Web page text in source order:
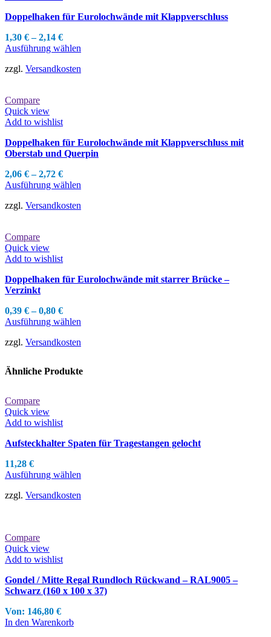
auf
gewählt
Doppelhaken für Eurolochwände mit Klappverschluss
1,30 €–2,14 €
Ausführung wählen
weist
auf
der
werden
zzgl. Versandkosten
Compare
Quick view
Add to wishlist
Doppelhaken für Eurolochwände mit Klappverschluss mit
Oberstab und Querpin
2,06 €–2,72 €
Ausführung wählen
weist
auf
werden
zzgl. Versandkosten
Compare
Quick view
Add to wishlist
Doppelhaken für Eurolochwände mit starrer Brücke –
Verzinkt
0,39 €–0,80 €
Ausführung wählen
weist
auf.
Produktseite
zzgl. Versandkosten
Ähnliche Produkte
Compare
Quick view
Add to wishlist
Aufsteckhalter Spaten für Tragestangen gelocht
11,28 €
Ausführung wählen
weist
der
Produktseite
zzgl. Versandkosten
Compare
Quick view
Add to wishlist
Gondel / Mitte Regal Rundloch Rückwand – RAL9005 –
Schwarz (160 x 100 x 37)
Von: 146,80 €
In den Warenkorb